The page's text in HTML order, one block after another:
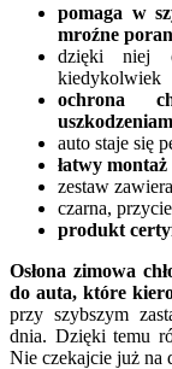
pomaga w
mroźne
dzięki niej
kiedykolwiek
ochrona
auto staje się
łatwy montaż
zestaw
czarna,
produkt
Osłona zimowa
do auta, które
przy szybszym
dnia. Dzięki temu
Nie czekajcie już na